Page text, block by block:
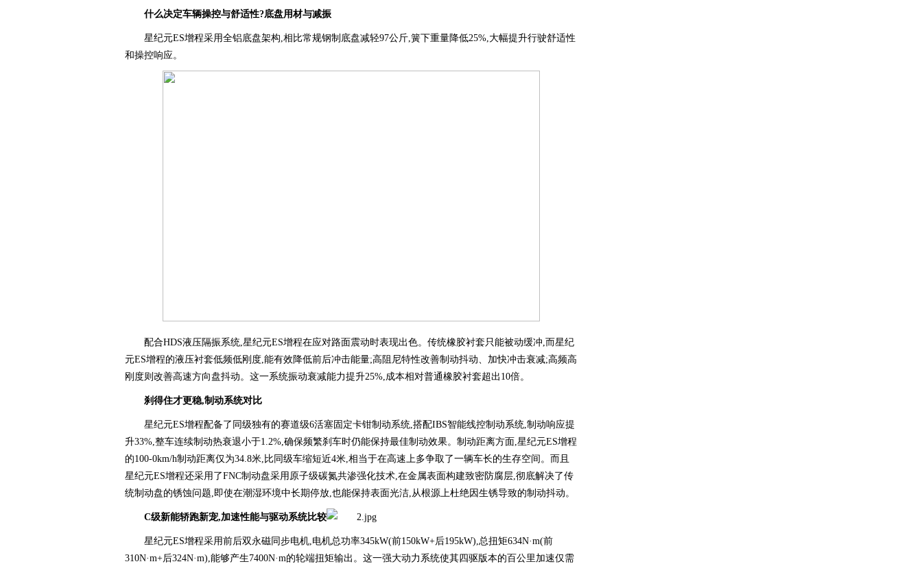
什么决定车辆操控与舒适性?底盘用材与减振
星纪元ES增程采用全铝底盘架构,相比常规钢制底盘减轻97公斤,簧下重量降低25%,大幅提升行驶舒适性
和操控响应。
配合HDS液压隔振系统,星纪元ES增程在应对路面震动时表现出色。传统橡胶衬套只能被动缓冲,而星纪
元ES增程的液压衬套低频低刚度,能有效降低前后冲击能量;高阻尼特性改善制动抖动、加快冲击衰减;高频高
刚度则改善高速方向盘抖动。这一系统振动衰减能力提升25%,成本相对普通橡胶衬套超出10倍。
刹得住才更稳,制动系统对比
星纪元ES增程配备了同级独有的赛道级6活塞固定卡钳制动系统,搭配IBS智能线控制动系统,制动响应提
升33%,整车连续制动热衰退小于1.2%,确保频繁刹车时仍能保持最佳制动效果。制动距离方面,星纪元ES增程
的100-0km/h制动距离仅为34.8米,比同级车缩短近4米,相当于在高速上多争取了一辆车长的生存空间。而且
星纪元ES增程还采用了FNC制动盘采用原子级碳氮共渗强化技术,在金属表面构建致密防腐层,彻底解决了传
统制动盘的锈蚀问题,即使在潮湿环境中长期停放,也能保持表面光洁,从根源上杜绝因生锈导致的制动抖动。
C级新能轿跑新宠,加速性能与驱动系统比较
星纪元ES增程采用前后双永磁同步电机,电机总功率345kW(前150kW+后195kW),总扭矩634N·m(前
310N·m+后324N·m),能够产生7400N·m的轮端扭矩输出。这一强大动力系统使其四驱版本的百公里加速仅需